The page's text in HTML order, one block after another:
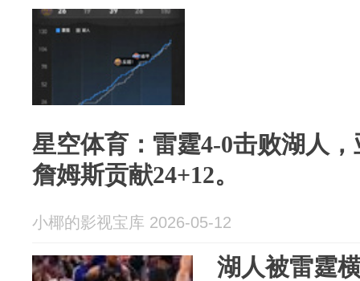
星空体育：雷霆4-0击败湖人
詹姆斯贡献24+12。
小椰的影视宝库 2026-05-12
湖人被雷霆